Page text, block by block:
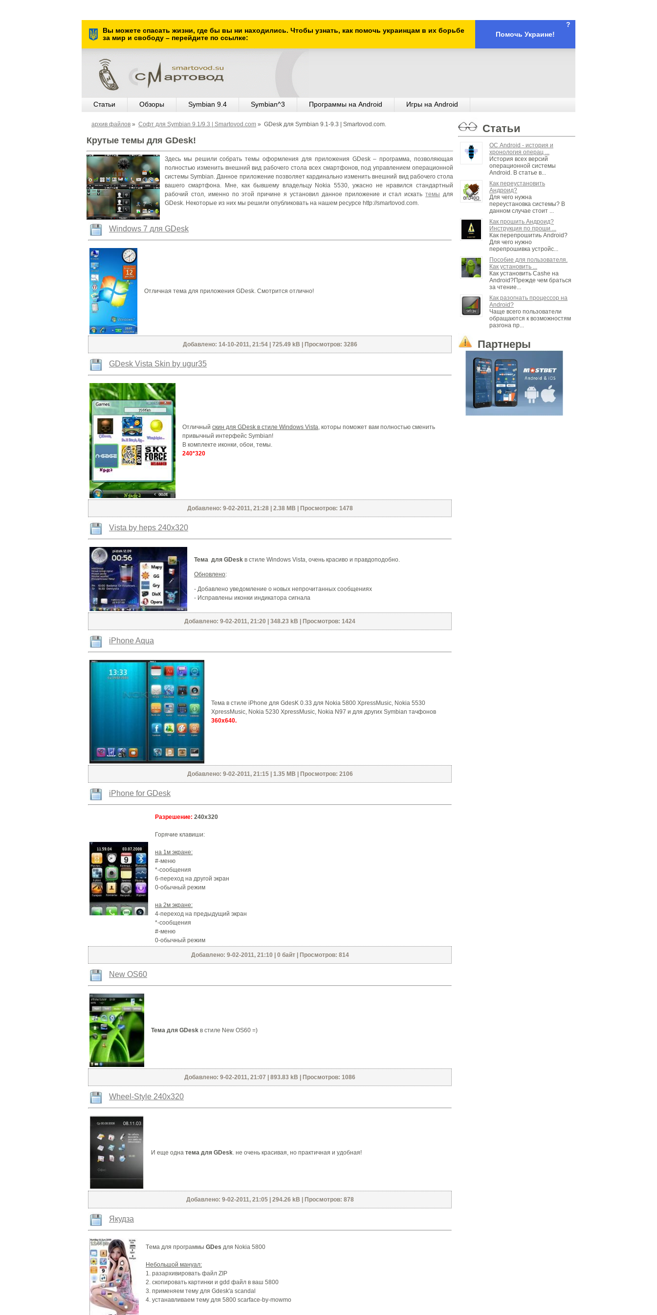
Вы можете спасать жизни, где бы вы ни находились. Чтобы узнать, как помочь украинцам в их борьбе
за мир и свободу – перейдите по ссылке:
Помочь Украине!
?
Статьи Обзоры Symbian 9.4 Symbian^3 Программы на Android Игры на Android
архив файлов » Софт для Symbian 9.1/9.3 | Smartovod.com » GDesk для Symbian 9.1-9.3 | Smartovod.com.
Крутые темы для GDesk!
Здесь мы решили собрать темы оформления для приложения GDesk – программа, позволяющая
полностью изменить внешний вид рабочего стола всех смартфонов, под управлением операционной
системы Symbian. Данное приложение позволяет кардинально изменить внешний вид рабочего стола
вашего смартфона. Мне, как бывшему владельцу Nokia 5530, ужасно не нравился стандартный
рабочий стол, именно по этой причине я установил данное приложение и стал искатьтемы для
GDesk. Некоторые из них мы решили опубликовать на нашем ресурсе http://smartovod.com.
Windows 7 для GDesk
Отличная тема для приложения GDesk. Смотрится отлично!
Добавлено: 14-10-2011, 21:54 | 725.49 kB | Просмотров: 3286
GDesk Vista Skin by ugur35
Отличный скин для GDesk в стиле Windows Vista, которы поможет вам полностью сменить
привычный интерфейс Symbian!
В комплекте иконки, обои, темы.
240*320
Добавлено: 9-02-2011, 21:28 | 2.38 MB | Просмотров: 1478
Vista by heps 240х320
Тема для GDesk в стиле Windows Vista, очень красиво и правдоподобно.
Обновлено:
- Добавлено уведомление о новых непрочитанных сообщениях
- Исправлены иконки индикатора сигнала
Добавлено: 9-02-2011, 21:20 | 348.23 kB | Просмотров: 1424
iPhone Aqua
Тема в стиле iPhone для GdesK 0.33 для Nokia 5800 XpressMusic, Nokia 5530
XpressMusic, Nokia 5230 XpressMusic, Nokia N97 и для других Symbian тачфонов
360х640.
Добавлено: 9-02-2011, 21:15 | 1.35 MB | Просмотров: 2106
iPhone for GDesk
Разрешение: 240х320
Горячие клавиши:
на 1м экране:
#-меню
*-сообщения
6-переход на другой экран
0-обычный режим
на 2м экране:
4-переход на предыдущий экран
*-сообщения
#-меню
0-обычный режим
Добавлено: 9-02-2011, 21:10 | 0 байт | Просмотров: 814
New OS60
Тема для GDesk в стиле New OS60 =)
Добавлено: 9-02-2011, 21:07 | 893.83 kB | Просмотров: 1086
Wheel-Style 240x320
И еще одна тема для GDesk. не очень красивая, но практичная и удобная!
Добавлено: 9-02-2011, 21:05 | 294.26 kB | Просмотров: 878
Якудза
Tема для программы GDes для Nokia 5800
Небольшой мануал:
1. разархивировать файл ZIP
2. скопировать картинки и gdd файл в ваш 5800
3. применяем тему для Gdesk'a scandal
4. устанавливаем тему для 5800 scarface-by-mowmo
Статьи
ОС Android - история и
хронология операц ...
История всех версий
операционной системы
Android. В статье в...
Как переустановить
Андроид?
Для чего нужна
переустановка системы? В
данном случае стоит ...
Как прошить Андроид?
Инструкция по проши ...
Как перепрошитиь Android?
Для чего нужно
перепрошивка устройс...
Пособие для пользователя.
Как установить ...
Как установить Cashe на
Android?Прежде чем браться
за чтение...
Как разогнать процессор на
Android?
Чаще всего пользователи
обращаются к возможностям
разгона пр...
Партнеры